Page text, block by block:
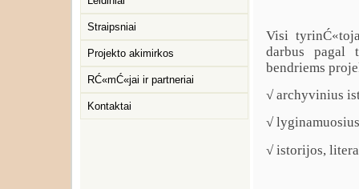
Visi
darbus
bendriems
√ archyvinius
√
√ istorijos,
Straipsniai
Projekto akimirkos
RĆ«mĆ«jai ir partneriai
Kontaktai